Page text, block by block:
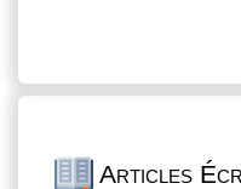
Articles